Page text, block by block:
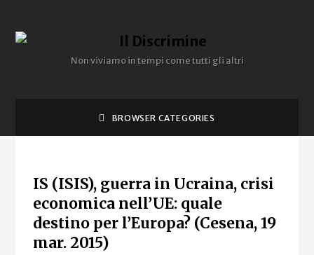
Non viviamo in tempi come tutti gli altri
BROWSER CATEGORIES
IS (ISIS), guerra in Ucraina, crisi
economica nell’UE: quale
destino per l’Europa? (Cesena, 19
mar. 2015)